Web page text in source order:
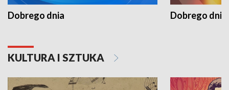
Dobrego dnia Dobrego dnia
KULTURA I SZTUKA